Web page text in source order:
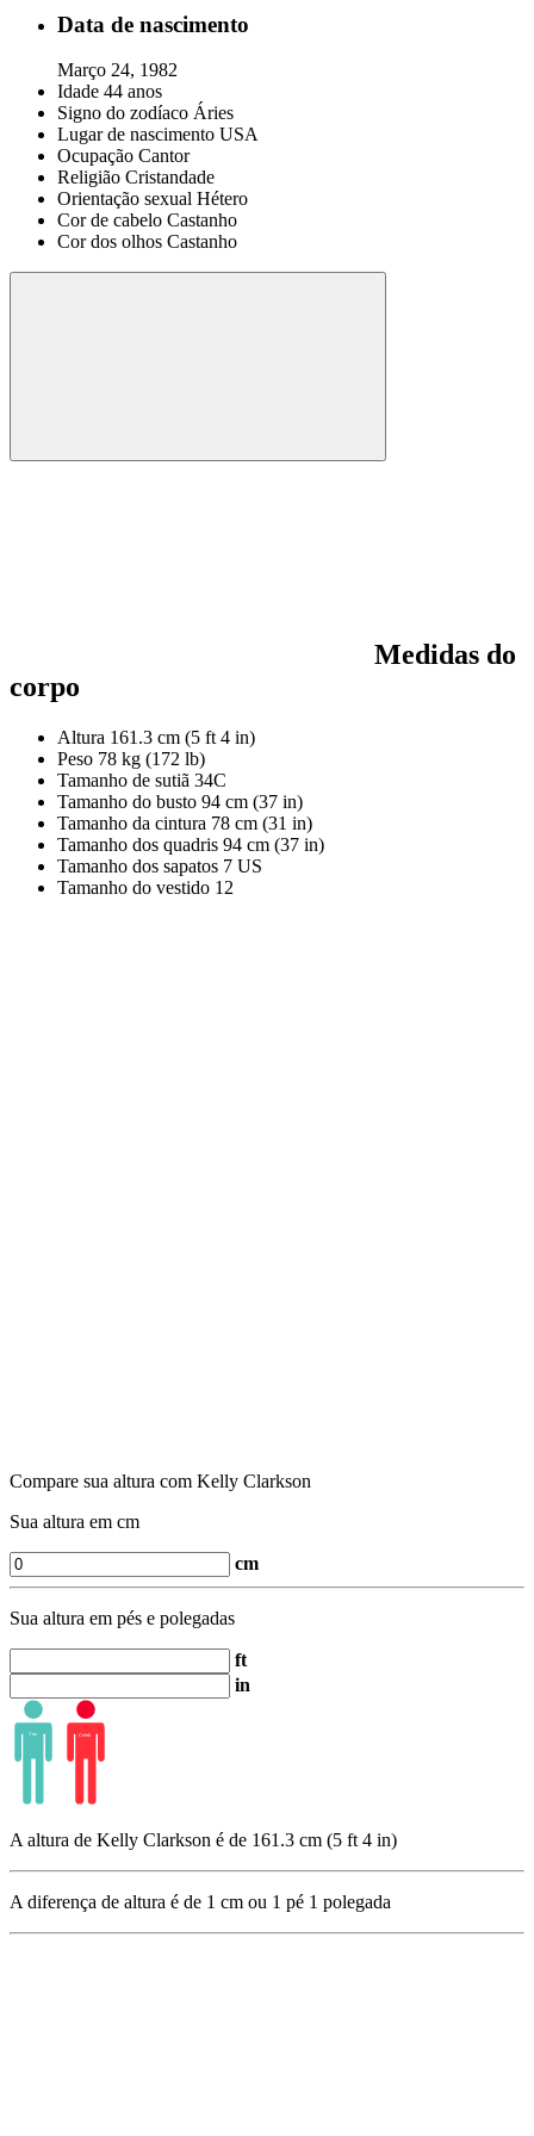
Data de nascimento
Março 24, 1982
Idade 44 anos
Signo do zodíaco Áries
Lugar de nascimento USA
Ocupação Cantor
Religião Cristandade
Orientação sexual Hétero
Cor de cabelo Castanho
Cor dos olhos Castanho
Medidas do
corpo
Altura 161.3 cm (5 ft 4 in)
Peso 78 kg (172 lb)
Tamanho de sutiã 34C
Tamanho do busto 94 cm (37 in)
Tamanho da cintura 78 cm (31 in)
Tamanho dos quadris 94 cm (37 in)
Tamanho dos sapatos 7 US
Tamanho do vestido 12
Compare sua altura com Kelly Clarkson
Sua altura em cm
cm
Sua altura em pés e polegadas
ft
in
A altura de Kelly Clarkson é de 161.3 cm (5 ft 4 in)
A diferença de altura é de 1 cm ou 1 pé 1 polegada